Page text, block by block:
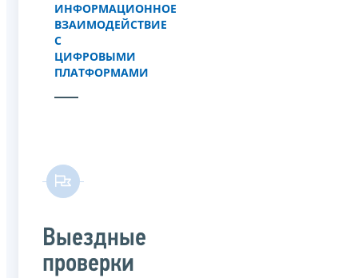
ИНФОРМАЦИОННОЕ
ВЗАИМОДЕЙСТВИЕ
С
ЦИФРОВЫМИ
ПЛАТФОРМАМИ
Выездные
проверки